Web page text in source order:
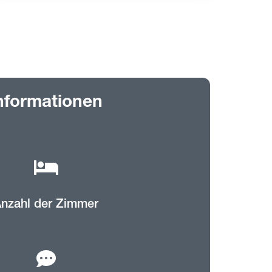
der Zimmer